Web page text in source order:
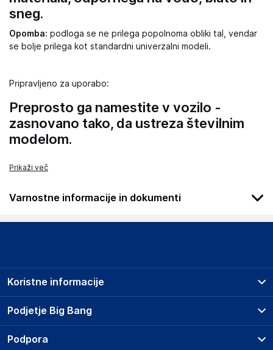
sneg.
Opomba: podloga se ne prilega popolnoma obliki tal, vendar
se bolje prilega kot standardni univerzalni modeli.
Pripravljeno za uporabo:
Preprosto ga namestite v vozilo -
zasnovano tako, da ustreza številnim
modelom.
Prikaži več
Varnostne informacije in dokumenti
Podatki o proizvajalcu
Wielganizator
Poland
Podjetje Big Bang
O podjetju
Koristne informacije
Prodajna mesta
Storitve
Podpora